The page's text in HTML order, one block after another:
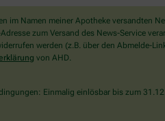
im Namen meiner Apotheke versandten
zum Versand des News-Service
werden (z.B. über den Abmelde-
von AHD.
Einmalig einlösbar bis zum